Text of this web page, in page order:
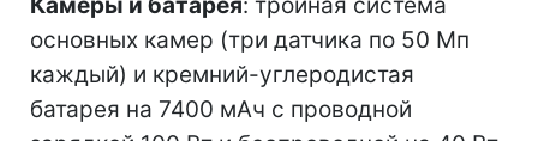
Камеры и батарея: тройная система
основных камер (три датчика по 50 Мп
каждый) и кремний-углеродистая
батарея на 7400 мАч с проводной